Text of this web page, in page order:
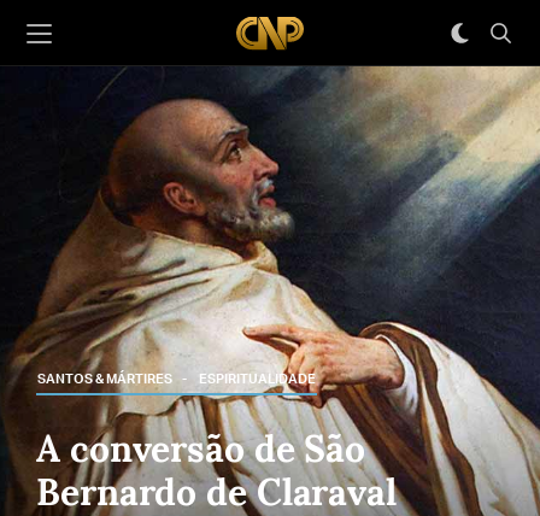
SANTOS & MÁRTIRES ESPIRITUALIDADE
A conversão de São
Bernardo de Claraval